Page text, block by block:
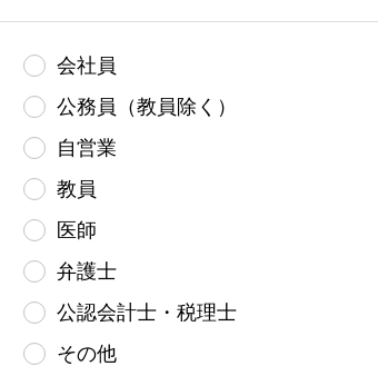
会社員
公務員（教員除く）
自営業
教員
医師
弁護士
公認会計士・税理士
その他